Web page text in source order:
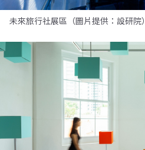
未來旅行社展區（圖片提供：設研院）